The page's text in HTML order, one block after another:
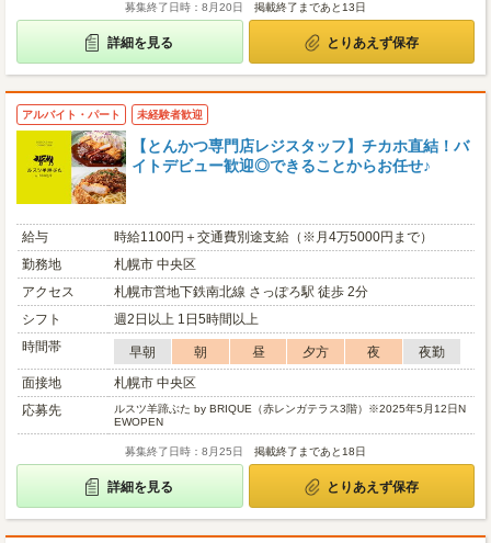
募集終了日時：8月20日 掲載終了まであと13日
詳細を見る とりあえず保存
アルバイト・パート 未経験者歓迎
【とんかつ専門店レジスタッフ】チカホ直結！バ
イトデビュー歓迎◎できることからお任せ♪
給与
時給1100円＋交通費別途支給（※月4万5000円まで）
勤務地
札幌市 中央区
アクセス
札幌市営地下鉄南北線 さっぽろ駅 徒歩 2分
シフト
週2日以上 1日5時間以上
時間帯
早朝 朝 昼 夕方 夜
夜勤
面接地
札幌市 中央区
応募先
ルスツ羊蹄ぶた by BRIQUE（赤レンガテラス3階）※2025年5月12日N
EWOPEN
募集終了日時：8月25日 掲載終了まであと18日
詳細を見る とりあえず保存